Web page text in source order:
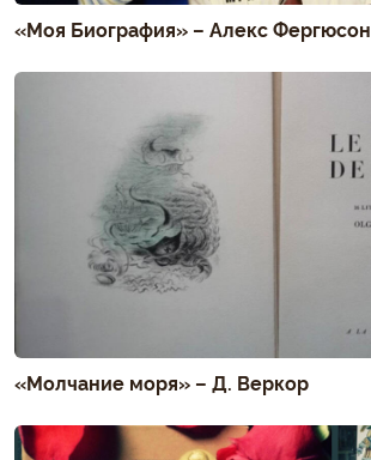
«Моя Биография» – Алекс Фергюсон
«Молчание моря» – Д. Веркор